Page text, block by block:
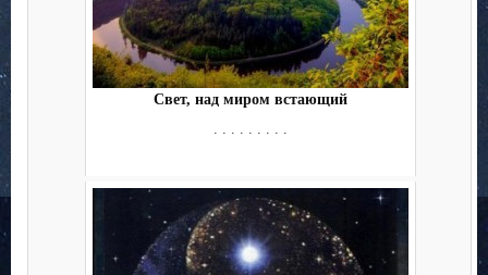
Свет, над миром встающий